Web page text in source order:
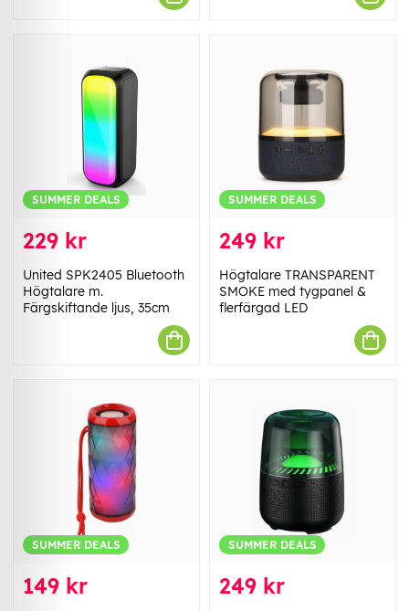
SUMMER DEALS
229 kr
United SPK2405 Bluetooth
Högtalare m.
Färgskiftande ljus, 35cm
SUMMER DEALS
249 kr
Högtalare TRANSPARENT
SMOKE med tygpanel &
flerfärgad LED
SUMMER DEALS
149 kr
SUMMER DEALS
249 kr